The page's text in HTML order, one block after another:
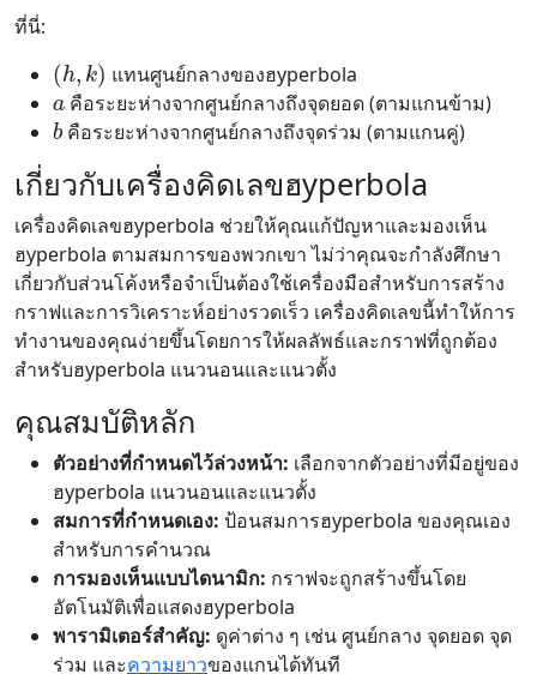
ที่นี่:
(h k)
แทนศูนย์กลางของฮyperbola
a
คือระยะห่างจากศูนย์กลางถึงจุดยอด (ตามแกนข้าม)
b
คือระยะห่างจากศูนย์กลางถึงจุดร่วม (ตามแกนคู่)
เกี่ยวกับเครื่องคิดเลขฮyperbola
เครื่องคิดเลขฮyperbola ช่วยให้คุณแก้ปัญหาและมองเห็น
ฮyperbola ตามสมการของพวกเขา ไม่ว่าคุณจะกำลังศึกษา
เกี่ยวกับส่วนโค้งหรือจำเป็นต้องใช้เครื่องมือสำหรับการสร้าง
กราฟและการวิเคราะห์อย่างรวดเร็ว เครื่องคิดเลขนี้ทำให้การ
ทำงานของคุณง่ายขึ้นโดยการให้ผลลัพธ์และกราฟที่ถูกต้อง
สำหรับฮyperbola แนวนอนและแนวตั้ง
คุณสมบัติหลัก
ตัวอย่างที่กำหนดไว้ล่วงหน้า: เลือกจากตัวอย่างที่มีอยู่ของ
ฮyperbola แนวนอนและแนวตั้ง
สมการที่กำหนดเอง: ป้อนสมการฮyperbola ของคุณเอง
สำหรับการคำนวณ
การมองเห็นแบบไดนามิก: กราฟจะถูกสร้างขึ้นโดย
อัตโนมัติเพื่อแสดงฮyperbola
พารามิเตอร์สำคัญ: ดูค่าต่าง ๆ เช่น ศูนย์กลาง จุดยอด จุด
ร่วม และความยาวของแกนได้ทันที